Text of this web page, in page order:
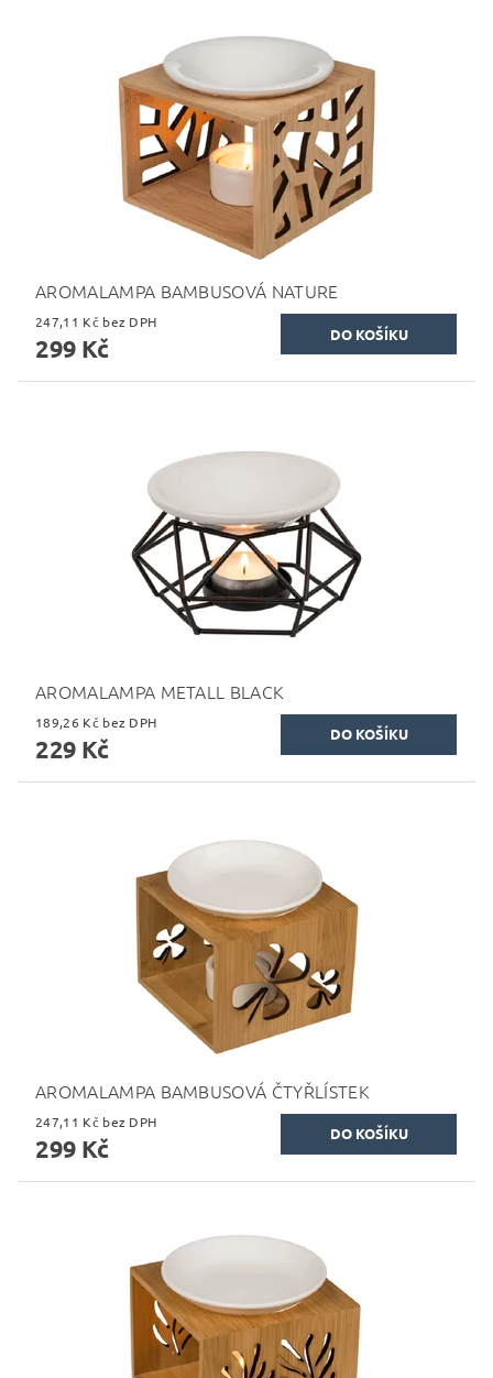
AROMALAMPA BAMBUSOVÁ NATURE
247,11 Kč bez DPH
299 Kč
AROMALAMPA METALL BLACK
189,26 Kč bez DPH
229 Kč
AROMALAMPA BAMBUSOVÁ ČTYŘLÍSTEK
247,11 Kč bez DPH
299 Kč